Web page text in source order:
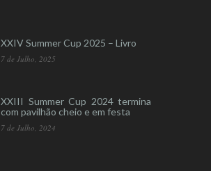
XXIV Summer Cup 2025 – Livro
7 de Julho, 2025
XXIII Summer Cup 2024 termina
com pavilhão cheio e em festa
7 de Julho, 2024